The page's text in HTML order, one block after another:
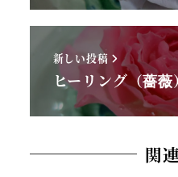
新しい投稿
ヒーリング（薔薇
関